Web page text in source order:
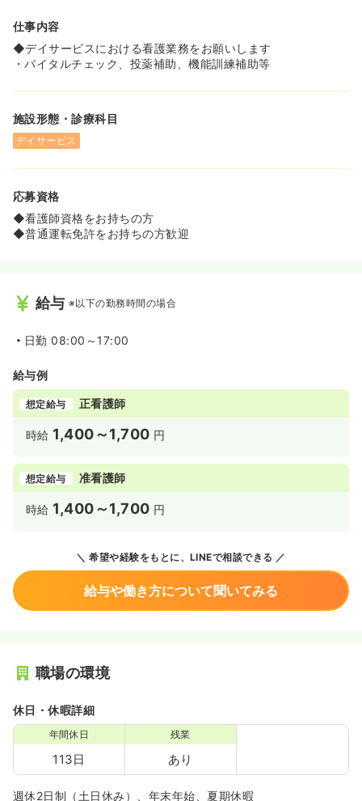
仕事内容
◆デイサービスにおける看護業務をお願いします
・バイタルチェック、投薬補助、機能訓練補助等
施設形態・診療科目
デイサービス
応募資格
◆看護師資格をお持ちの方
◆普通運転免許をお持ちの方歓迎
給与 ※以下の勤務時間の場合
日勤 08:00～17:00
給与例
想定給与 正看護師
時給 1,400～1,700 円
想定給与 准看護師
時給 1,400～1,700 円
希望や経験をもとに、LINEで相談できる
給与や働き方について聞いてみる
職場の環境
休日・休暇詳細
年間休日
113日
残業
あり
週休2日制（土日休み）、年末年始、夏期休暇